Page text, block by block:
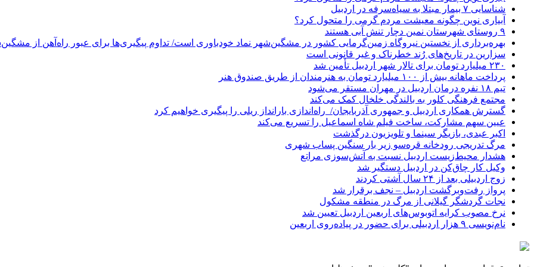
شناسایی ۷ بیمار مبتلا به سیاه‌سرفه در اردبیل
آبیاری نوین چگونه معیشت مردم گرمی را متحول کرد؟
۹ روستای شهرستان نمین دچار تنش آبی هستند
بهره‌برداری از نخستین نیروگاه زمین‌گرمایی کشور در مشگین‌شهر نماد خودباوری است/ تداوم پیگیری‌ها برای عبور راه‌آهن از
سزارین در تاریخ‌های رُند خطرناک و غیر قانونی است
۲۳۰ میلیارد تومان برای تالار شهر اردبیل تأمین شد
پرداخت ماهانه بیش از ۱۰۰ میلیارد تومان به هنرمندان از طریق صندوق هنر
تیم ۱۸ نفره درمان اردبیل در مهران مستقر می‌شود
مجتمع فرهنگی کلور به بالندگی خلخال کمک می‌کند
گسترش همکاری اردبیل و جمهوری آذربایجان/ راه‌اندازی بارانداز ریلی را پیگیری خواهیم کرد
عیین سهم مشارکت، ساخت فیلم شاه‌ اسماعیل را تسریع می‌کند
اکبر عبدی، بازیگر سینما و تلویزیون درگذشت
مرگ تدریجی رودخانه قره‌سو زیر بار سنگین پساب شهری
هشدار محیط‌زیست اردبیل نسبت به آتش‌سوزی مراتع
وکیل کار چاق‌کن در اردبیل دستگیر شد
زوج اردبیلی بعد از ۲۴ سال آشتی کردند
پرواز رفت‌وبرگشت اردبیل – نجف برقرار شد
نجات گردشگر گیلانی از مرگ در منطقه مشکول
نرخ مصوب کرایه اتوبوس‌های اربعین اردبیل تعیین شد
نام‌نویسی ۹ هزار اردبیلی برای حضور در پیاده‌روی اربعین